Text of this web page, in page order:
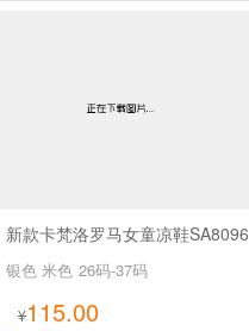
新款卡梵洛罗马女童凉鞋SA8096
银色 米色 26码-37码
¥115.00